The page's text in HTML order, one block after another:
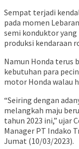
Sempat terjadi
pada momen
semi konduktor
produksi kendaraan
Namun Honda terus
kebutuhan para
motor Honda walau
“Seiring dengan
melangkah maju
tahun 2023 ini,” ujar
Manager PT Indako
Jumat (10/03/2023).